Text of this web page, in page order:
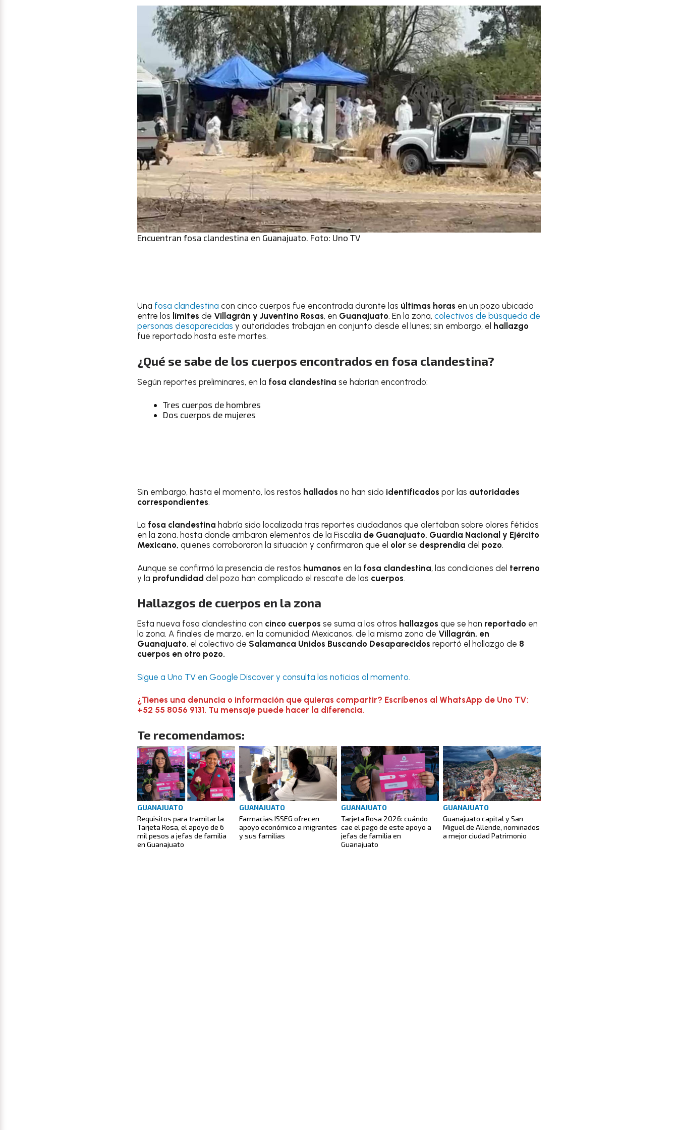
Encuentran fosa clandestina en Guanajuato. Foto: Uno TV
Una fosa clandestina con cinco cuerpos fue encontrada durante las últimas horas en un pozo ubicado
entre los límites de Villagrán y Juventino Rosas, en Guanajuato. En la zona, colectivos de búsqueda de
personas desaparecidas y autoridades trabajan en conjunto desde el lunes; sin embargo, el hallazgo
fue reportado hasta este martes.
¿Qué se sabe de los cuerpos encontrados en fosa clandestina?
Según reportes preliminares, en la fosa clandestina se habrían encontrado:
Tres cuerpos de hombres
Dos cuerpos de mujeres
Sin embargo, hasta el momento, los restos hallados no han sido identificados por las autoridades
correspondientes.
La fosa clandestina habría sido localizada tras reportes ciudadanos que alertaban sobre olores fétidos
en la zona, hasta donde arribaron elementos de la Fiscalía de Guanajuato, Guardia Nacional y Ejército
Mexicano, quienes corroboraron la situación y confirmaron que el olor se desprendía del pozo.
Aunque se confirmó la presencia de restos humanos en la fosa clandestina, las condiciones del terreno
y la profundidad del pozo han complicado el rescate de los cuerpos.
Hallazgos de cuerpos en la zona
Esta nueva fosa clandestina con cinco cuerpos se suma a los otros hallazgos que se han reportado en
la zona. A finales de marzo, en la comunidad Mexicanos, de la misma zona de Villagrán, en
Guanajuato, el colectivo de Salamanca Unidos Buscando Desaparecidos reportó el hallazgo de 8
cuerpos en otro pozo.
Sigue a Uno TV en Google Discover y consulta las noticias al momento.
¿Tienes una denuncia o información que quieras compartir? Escríbenos al WhatsApp de Uno TV:
+52 55 8056 9131. Tu mensaje puede hacer la diferencia.
Te recomendamos:
GUANAJUATO
Requisitos para tramitar la
Tarjeta Rosa, el apoyo de 6
mil pesos a jefas de familia
en Guanajuato
GUANAJUATO
Farmacias ISSEG ofrecen
apoyo económico a migrantes
y sus familias
GUANAJUATO
Tarjeta Rosa 2026: cuándo
cae el pago de este apoyo a
jefas de familia en
Guanajuato
GUANAJUATO
Guanajuato capital y San
Miguel de Allende, nominados
a mejor ciudad Patrimonio